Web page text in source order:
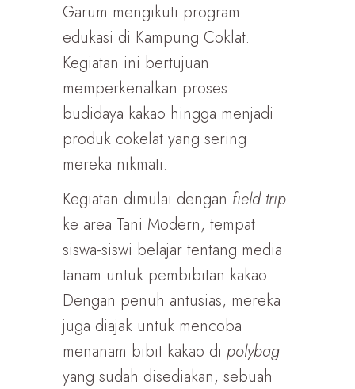
Garum mengikuti program
edukasi di Kampung Coklat.
Kegiatan ini bertujuan
memperkenalkan proses
budidaya kakao hingga menjadi
produk cokelat yang sering
mereka nikmati.
Kegiatan dimulai dengan field trip
ke area Tani Modern, tempat
siswa-siswi belajar tentang media
tanam untuk pembibitan kakao.
Dengan penuh antusias, mereka
juga diajak untuk mencoba
menanam bibit kakao di polybag
yang sudah disediakan, sebuah